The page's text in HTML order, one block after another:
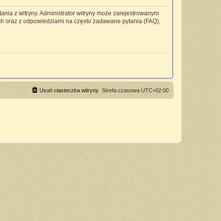
z witryny. Administrator witryny może zarejestrowanym
z odpowiedziami na często zadawane pytania (FAQ),
Strefa czasowa UTC+02:00
Usuń ciasteczka witryny